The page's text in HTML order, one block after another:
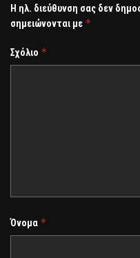
Η ηλ. διεύθυνση σας δεν
σημειώνονται με *
Σχόλιο *
Όνομα *